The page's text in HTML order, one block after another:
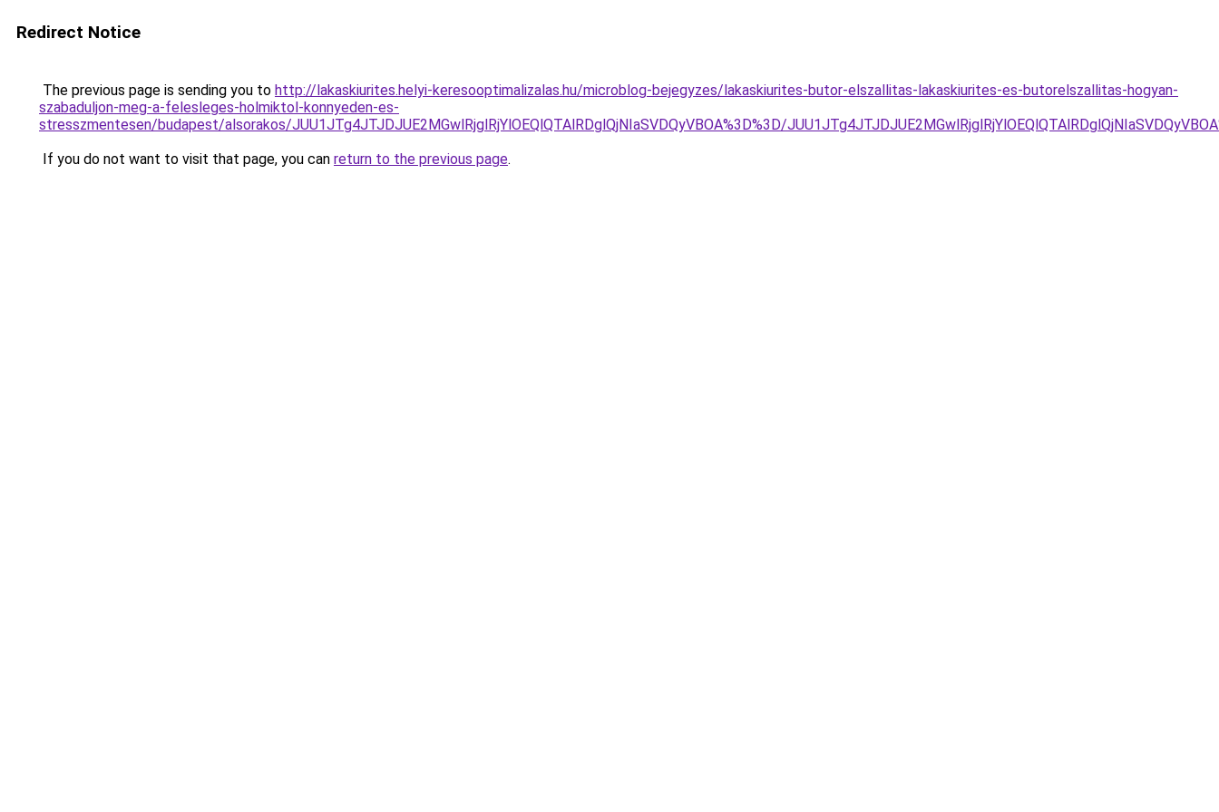
Redirect Notice
The previous page is sending you to http://lakaskiurites.helyi-keresooptimalizalas.hu/microblog-bejegyzes/lakaskiurites-butor-elszallitas-lakaskiurites-es-butorelszallitas-hogyan-
szabaduljon-meg-a-felesleges-holmiktol-konnyeden-es-
stresszmentesen/budapest/alsorakos/JUU1JTg4JTJDJUE2MGwlRjglRjYlOEQlQTAlRDglQjNIaSVDQyVBOA%3D%3D/
If you do not want to visit that page, you can return to the previous page.